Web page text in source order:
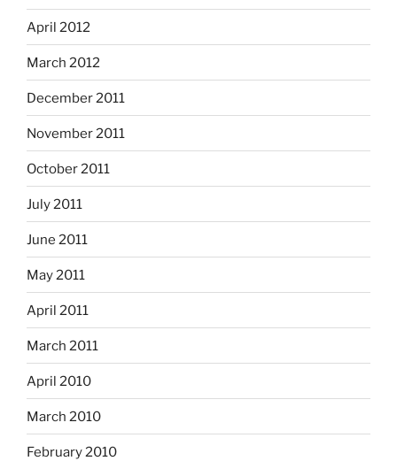
April 2012
March 2012
December 2011
November 2011
October 2011
July 2011
June 2011
May 2011
April 2011
March 2011
April 2010
March 2010
February 2010